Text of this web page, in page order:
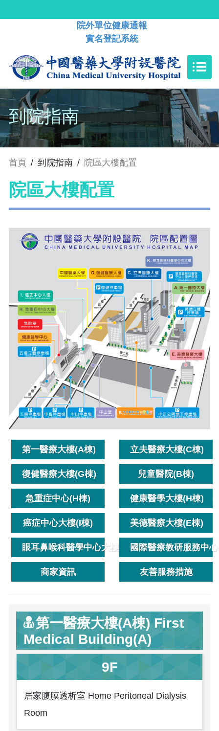
院外單位健康通報
實名登記系統
到院指南
首頁 / 到院指南 / 院區大樓配置
院區大樓配置
第一醫療大樓(A棟) 立夫醫療大樓(C棟)
復健醫療大樓(G棟) 兒童醫院(B棟)
急重症中心(H棟) 健康醫學大樓(H棟)
癌症中心大樓(I棟) 美德醫療大樓(E棟)
眼耳鼻喉科醫學中心大樓(K棟)國際醫療教研服務中
商家資訊 友善服務措施
第一醫療大樓(A棟) First
Medical Building(A)
9F
居家腹膜透析室 Home Peritoneal Dialysis
Room